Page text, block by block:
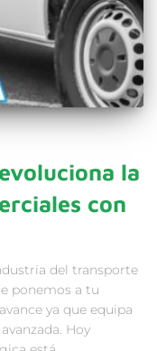
la
con
del transporte
ponemos a tu
ya que equipa
Hoy